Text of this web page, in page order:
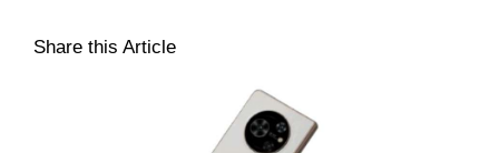
Share this Article